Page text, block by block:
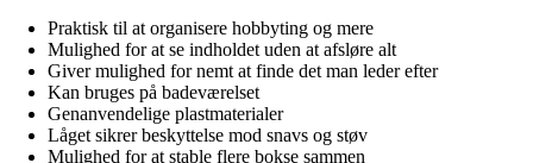
Praktisk til at organisere hobbyting og mere
Mulighed for at se indholdet uden at afsløre alt
Giver mulighed for nemt at finde det man leder efter
Kan bruges på badeværelset
Genanvendelige plastmaterialer
Låget sikrer beskyttelse mod snavs og støv
Mulighed for at stable flere bokse sammen